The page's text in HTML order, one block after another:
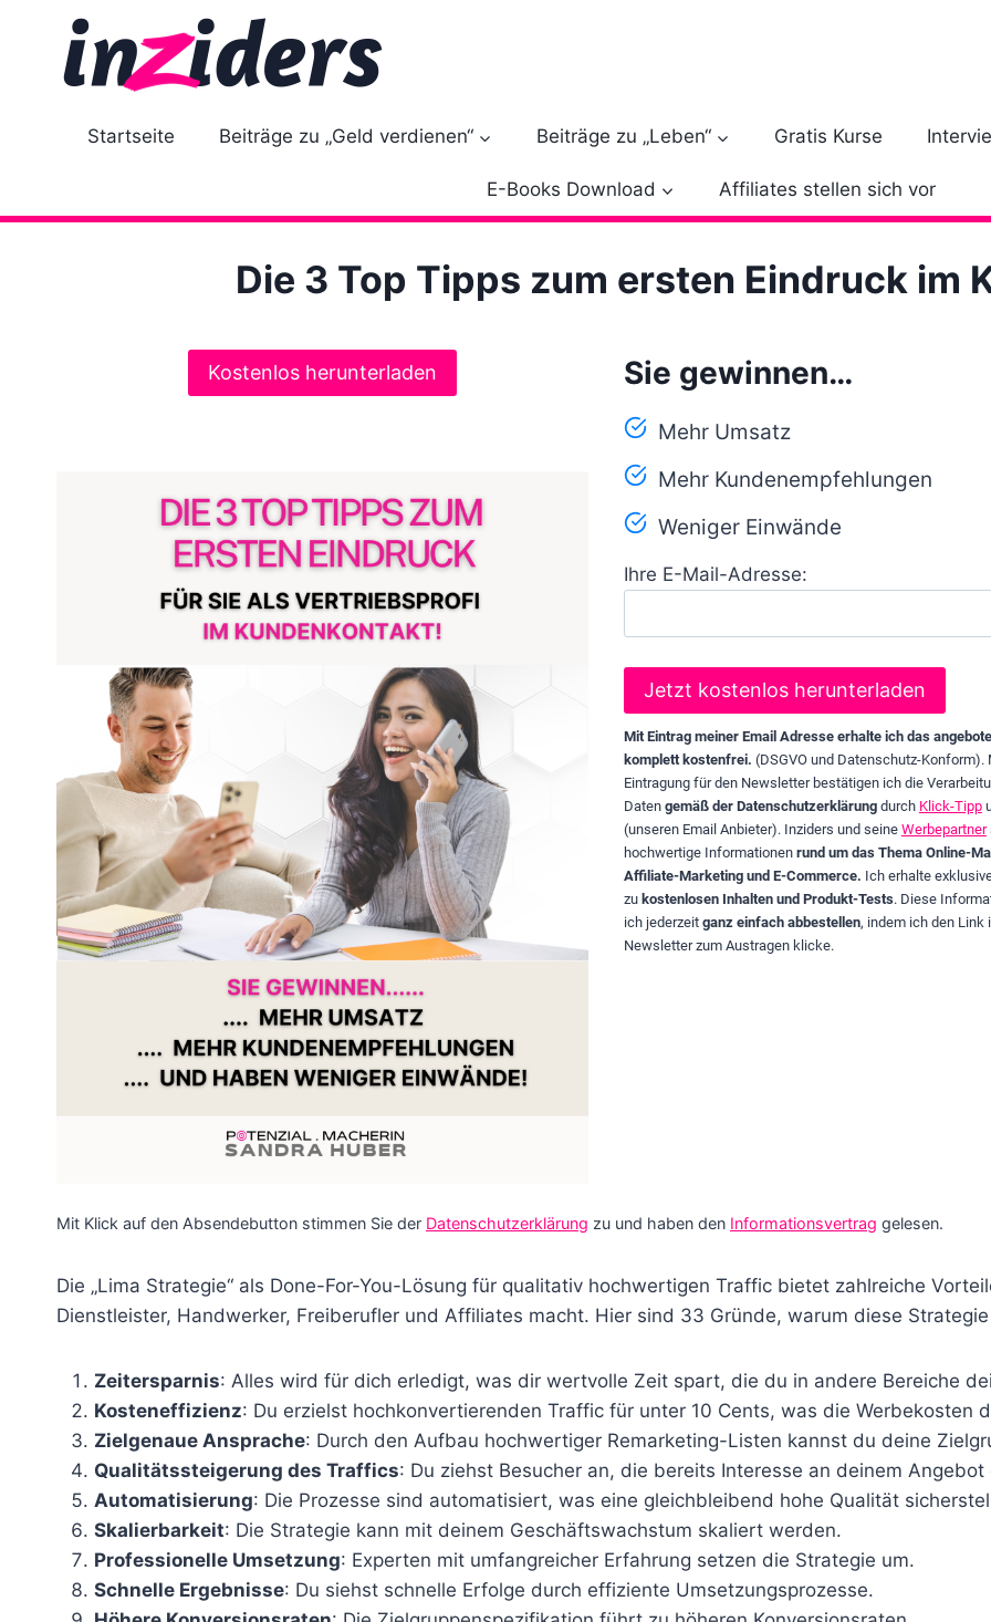
l
Startseite Beiträge zu „Geld verdienen“ Beiträge zu „Leben“ Gratis Kurse
E-Books Download Affiliates stellen sich vor
Die 3 Top Tipps zum ersten Eindruck im
Kostenlos herunterladen Sie gewinnen…
Mehr Umsatz
Mehr Kundenempfehlungen
Weniger Einwände
Ihre E-Mail-Adresse:
Mit Eintrag meiner Email Adresse erhalte ich das
komplett kostenfrei. (DSGVO und Datenschutz-Konform).
Eintragung für den Newsletter bestätigen ich die
Daten gemäß der Datenschutzerklärungdurch Klick-Tipp
(unseren Email Anbieter). Inziders und seine Werbepartner
hochwertige Informationen rund um das Thema Online-
Affiliate-Marketing und E-Commerce. Ich erhalte
zukostenlosen Inhalten und Produkt-Tests. Diese
ich jederzeit ganz einfach abbestellen, indem ich den Link
Newsletter zum Austragen klicke.
Mit Klick auf den Absendebutton stimmen Sie der Datenschutzerklärung zu und haben den Informationsvertrag gelesen.
Die „Lima Strategie“ als Done-For-You-Lösung für qualitativ hochwertigen Traffic bietet zahlreiche
Dienstleister, Handwerker, Freiberufler und Affiliates macht. Hier sind 33 Gründe, warum diese
Zeitersparnis: Alles wird für dich erledigt, was dir wertvolle Zeit spart, die du in andere Bereiche
Kosteneffizienz: Du erzielst hochkonvertierenden Traffic für unter 10 Cents, was die Werbekosten
Zielgenaue Ansprache: Durch den Aufbau hochwertiger Remarketing-Listen kannst du deine
Qualitätssteigerung des Traffics: Du ziehst Besucher an, die bereits Interesse an deinem
Automatisierung: Die Prozesse sind automatisiert, was eine gleichbleibend hohe Qualität
Skalierbarkeit: Die Strategie kann mit deinem Geschäftswachstum skaliert werden.
Professionelle Umsetzung: Experten mit umfangreicher Erfahrung setzen die Strategie um.
Schnelle Ergebnisse: Du siehst schnelle Erfolge durch effiziente Umsetzungsprozesse.